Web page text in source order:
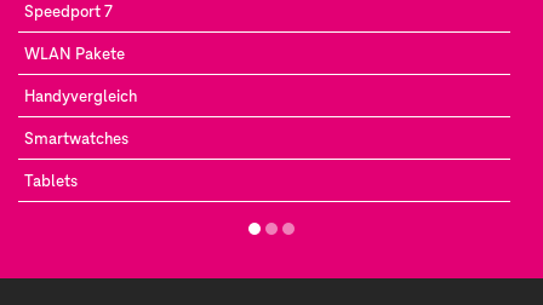
Speedport 7
WLAN Pakete
Handyvergleich
Smartwatches
Tablets